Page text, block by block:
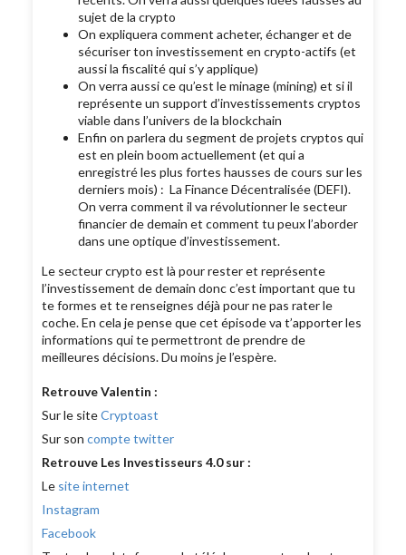
sujet de la crypto
On expliquera comment acheter, échanger et de
sécuriser ton investissement en crypto-actifs (et
aussi la fiscalité qui s’y applique)
On verra aussi ce qu’est le minage (mining) et si il
représente un support d’investissements cryptos
viable dans l’univers de la blockchain
Enfin on parlera du segment de projets cryptos qui
est en plein boom actuellement (et qui a
enregistré les plus fortes hausses de cours sur les
derniers mois) : La Finance Décentralisée (DEFI).
On verra comment il va révolutionner le secteur
financier de demain et comment tu peux l’aborder
dans une optique d’investissement.
Le secteur crypto est là pour rester et représente
l’investissement de demain donc c’est important que tu
te formes et te renseignes déjà pour ne pas rater le
coche. En cela je pense que cet épisode va t’apporter les
informations qui te permettront de prendre de
meilleures décisions. Du moins je l’espère.
Retrouve Valentin :
Sur le siteCryptoast
Sur soncompte twitter
Retrouve Les Investisseurs 4.0 sur :
Le site internet
Instagram
Facebook